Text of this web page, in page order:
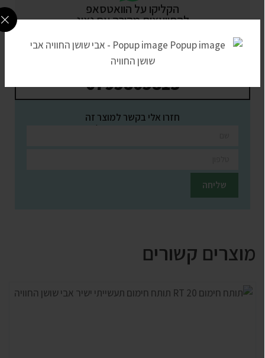
הקליקו על הוואטסאפ
להתייעצות מהירה עם נציג
מעדיפים בטלפון? חייגו עכשיו
0795805813
חזרו אלי בקשר למוצר זה
השאירו פרטים ונציגינו יחזרו אליכם בהקדם
מוצרים קשורים